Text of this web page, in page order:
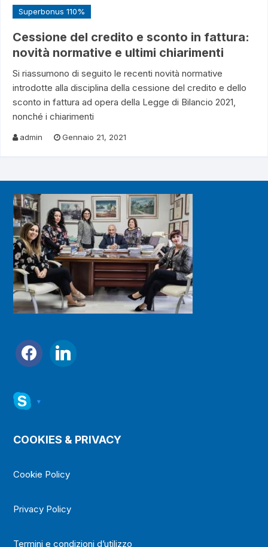
Superbonus 110%
Cessione del credito e sconto in fattura:
novità normative e ultimi chiarimenti
Si riassumono di seguito le recenti novità normative
introdotte alla disciplina della cessione del credito e dello
sconto in fattura ad opera della Legge di Bilancio 2021,
nonché i chiarimenti
admin Gennaio 21, 2021
facebook linkedin
▾
COOKIES & PRIVACY
Cookie Policy
Privacy Policy
Termini e condizioni d’utilizzo